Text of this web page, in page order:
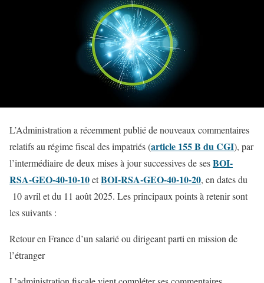
L’Administration a récemment publié de nouveaux commentaires
relatifs au régime fiscal des impatriés (article 155 B du CGI), par
l’intermédiaire de deux mises à jour successives de sesBOI-
RSA-GEO-40-10-10etBOI-RSA-GEO-40-10-20, en dates du
10 avril et du 11 août 2025. Les principaux points à retenir sont
les suivants :
Retour en France d’un salarié ou dirigeant parti en mission de
l’étranger